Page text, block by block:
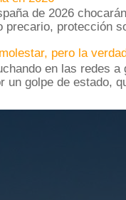
de 2026
precario, protección
pero la
en las redes a
un golpe de estado,